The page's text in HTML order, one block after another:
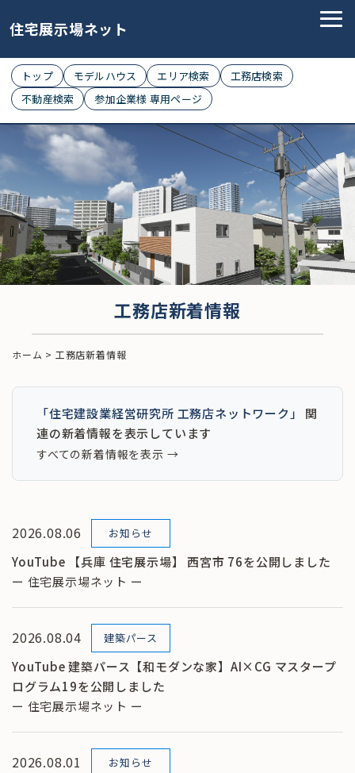
住宅展示場ネット
トップ モデルハウス エリア検索
工務店検索
不動産検索
参加企業様 専用ページ
工務店新着情報
ホーム > 工務店新着情報
「住宅建設業経営研究所 工務店ネットワーク」
関
連の新着情報を表示しています
すべての新着情報を表示 →
2026.08.06 お知らせ
YouTube 【兵庫 住宅展示場】 西宮市 76を公開しました
ー 住宅展示場ネット ー
2026.08.04 建築パース
YouTube 建築パース【和モダンな家】AI×CG マスタープ
ログラム19を公開しました
ー 住宅展示場ネット ー
2026.08.01 お知らせ